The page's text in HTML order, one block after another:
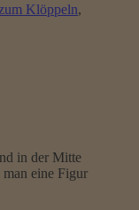
Klöppeln,
in der Mitte
man eine Figur